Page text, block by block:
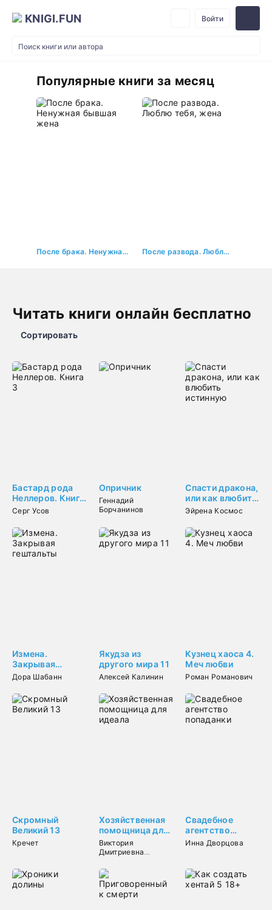
KNIGI.FUN Войти
Популярные книги за месяц
После брака. Ненужная бывшая жена После развода. Люблю тебя, жена
Читать книги онлайн бесплатно
Сортировать
Бастард рода
Неллеров. Книга
3
Серг Усов
Опричник
Геннадий
Борчанинов
Спасти дракона,
или как влюбить
истинную
Эйрена Космос
Измена.
Закрывая
гештальты
Дора Шабанн
Якудза из
другого мира 11
Алексей Калинин
Кузнец хаоса 4.
Меч любви
Роман Романович
Скромный
Великий 13
Кречет
Хозяйственная
помощница для
идеала
Виктория
Дмитриевна
Свадебное
агентство
попаданки
Инна Дворцова